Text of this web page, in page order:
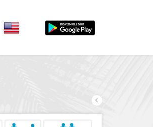
Nice Promenade du
Nice le Port